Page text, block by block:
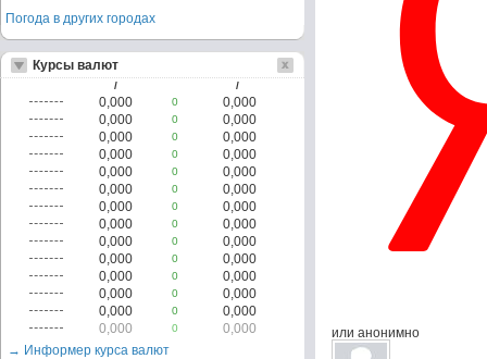
или анонимно
Погода в других городах
Курсы валют
/ /
0,000 0
0,000
0,000
0
0,000
0,000
0
0,000
0,000
0
0,000
0,000
0
0,000
0,000
0
0,000
0,000
0
0,000
0,000
0
0,000
0,000
0
0,000
0,000
0
0,000
0,000
0
0,000
0,000
0
0,000
0,000
0
0,000
0,000
0
0,000
→ Информер курса валют